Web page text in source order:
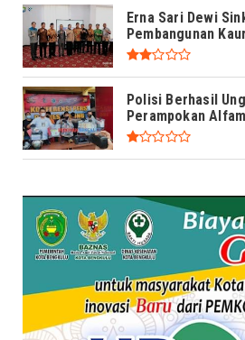
Erna Sari Dewi
Pembangunan
Polisi Berhasil
Perampokan